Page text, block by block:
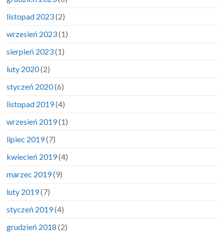
listopad 2023(2)
wrzesień 2023(1)
sierpień 2023(1)
luty 2020(2)
styczeń 2020(6)
listopad 2019(4)
wrzesień 2019(1)
lipiec 2019(7)
kwiecień 2019(4)
marzec 2019(9)
luty 2019(7)
styczeń 2019(4)
grudzień 2018 (2)